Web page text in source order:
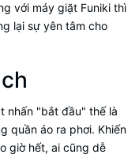
với máy giặt Funiki thì
lại sự yên tâm cho
nhấn "bắt đầu" thế là
quần áo ra phơi. Khiến
giờ hết, ai cũng dễ